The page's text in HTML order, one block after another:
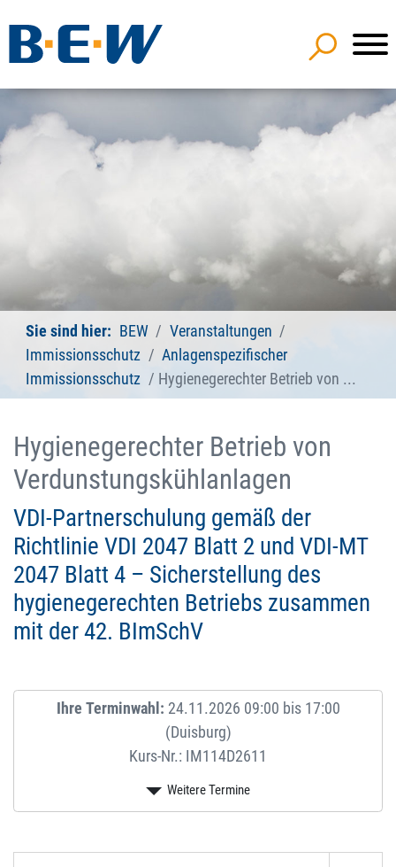
Sie sind hier: BEW
Veranstaltungen
Immissionsschutz
Anlagenspezifischer
Immissionsschutz
Hygienegerechter Betrieb von ...
Hygienegerechter Betrieb von
Verdunstungskühlanlagen
VDI-Partnerschulung gemäß der
Richtlinie VDI 2047 Blatt 2 und VDI-MT
2047 Blatt 4 – Sicherstellung des
hygienegerechten Betriebs zusammen
mit der 42. BImSchV
Ihre Terminwahl: 24.11.2026 09:00 bis 17:00
(Duisburg)
Kurs-Nr.: IM114D2611